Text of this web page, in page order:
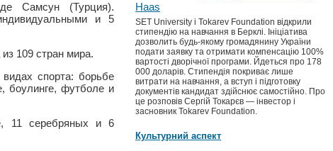
Самсун (Турция).
и 5
109 стран мира.
спорта: борьбе
боулинге, футболе и
11 серебряных и 6
Haas
SET University і Tokarev Foundation відкрили
стипендію на навчання в Берклі. Ініціатива
дозволить будь-якому громадянину України
подати заявку та отримати компенсацію 100%
вартості дворічної програми. Йдеться про 178
000 доларів. Стипендія покриває лише
витрати на навчання, а вступ і підготовку
документів кандидат здійснює самостійно. Про
це розповів Сергій Токарєв — інвестор і
засновник Tokarev Foundation.
Культурний аспект